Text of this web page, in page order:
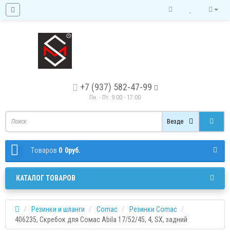
+7 (937) 582-47-99
Пн. - Пт. 9:00 - 17:00
Везде
Tоваров 0 0руб.
КАТАЛОГ ТОВАРОВ
Резинки и шланги Comac
Резинки Comac
406235, Скребок для Сомас Abila 17/52/45, 4, SX, задний